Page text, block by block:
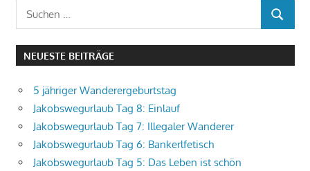
Suchen
nach:
SUCHEN
NEUESTE BEITRÄGE
5 jähriger Wanderergeburtstag
Jakobswegurlaub Tag 8: Einlauf
Jakobswegurlaub Tag 7: Illegaler Wanderer
Jakobswegurlaub Tag 6: Bankerlfetisch
Jakobswegurlaub Tag 5: Das Leben ist schön